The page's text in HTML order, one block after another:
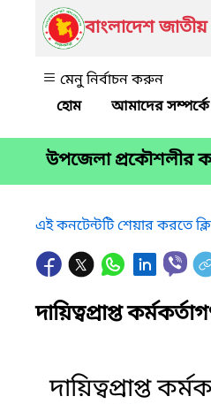
বাংলাদেশ
মেনু নির্বাচন করুন
আমাদের সম্পর্কে
উপজেলা প্রকৌশলীর
এই কনটেন্টটি শেয়ার করতে
দায়িত্বপ্রাপ্ত
দায়িত্বপ্রাপ্ত